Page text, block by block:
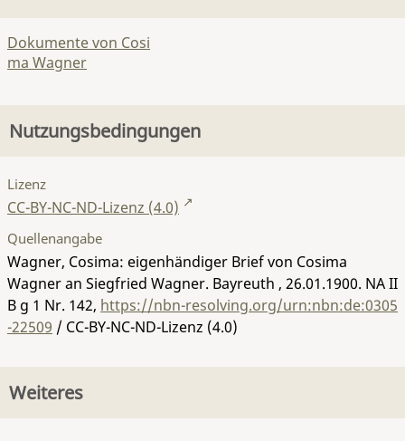
Dokumente von Cosi
ma Wagner
Nutzungsbedingungen
Lizenz
CC-BY-NC-ND-Lizenz (4.0)
Quellenangabe
Wagner, Cosima: eigenhändiger Brief von Cosima
Wagner an Siegfried Wagner. Bayreuth , 26.01.1900. NA II
B g 1 Nr. 142, https://nbn-resolving.org/urn:nbn:de:0305
-22509 / CC-BY-NC-ND-Lizenz (4.0)
Weiteres